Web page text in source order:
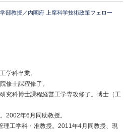
部教授／内閣府 上席科学技術政策フェロー
学科卒業。
修士課程修了。
究科博士課程経営工学専攻修了。博士（工
2002年6月同助教授。
理工学科・准教授。2011年4月同教授、現